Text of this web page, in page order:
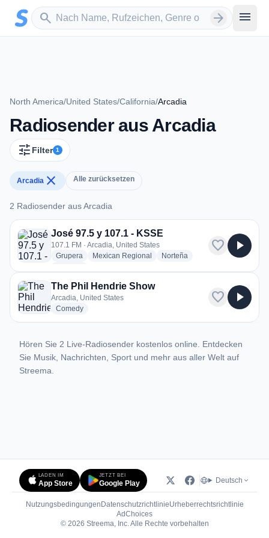
Zum Hauptinhalt springen
search
Sender suchen arrow_forward menu
North America/United States/California/Arcadia
Radiosender aus Arcadia
tune Filter 1
Arcadia close Alle zurücksetzen
2 Radiosender aus Arcadia
2 Radiosender aus Arcadia
José 97.5 y 107.1 - KSSE
107.1 FM · Arcadia, United States
Grupera radio stations
Mexican Regional radio stations
Norteña radio stations
favorite play_arrow
The Phil Hendrie Show
Arcadia, United States
Comedyradio stations
favorite play_arrow
Hören Sie 2 Live-Radiosender kostenlos online. Entdecken
Sie Musik, Nachrichten, Sport und mehr aus aller Welt auf
Streema.
LADEN IM
App Store
JETZT BEI
Google Play Deutsch
Nutzungsbedingungen DatenschutzrichtlinieUrheberrechtsrichtlinie
AdChoices(öffnet in neuem Tab)
© 2026 Streema, Inc. Alle Rechte vorbehalten